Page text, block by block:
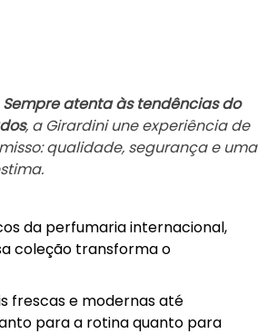
atenta às tendências do
, a Girardini une experiência de
qualidade, segurança e uma
da perfumaria internacional,
coleção transforma o
frescas e modernas até
para a rotina quanto para